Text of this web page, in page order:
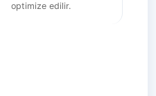
optimize edilir.